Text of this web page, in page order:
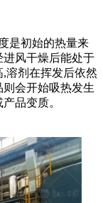
是初始的热量来
风干燥后能处于
溶剂在挥发后依然
会开始吸热发生
品变质。